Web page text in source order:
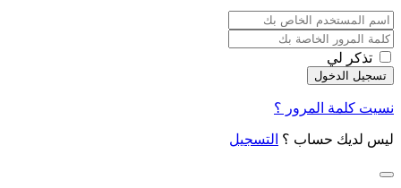
تذكر لي
نسيت كلمة المرور ؟
ليس لديك حساب ؟ التسجيل